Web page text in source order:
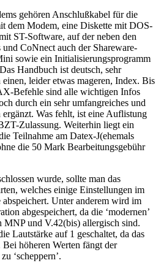
gehören Anschlußkabel für die
dem Modem, eine Diskette mit DOS-
ST-Software, auf der neben den
CoNnect auch der Shareware-
sowie ein Initialisierungsprogramm
Handbuch ist deutsch, sehr
leider etwas mageren, Index. Bis
Befehle sind alle wichtigen Infos
durch ein sehr umfangreiches und
Was fehlt, ist eine Auflistung
Zulassung. Weiterhin liegt ein
Teilnahme am Datex-J(ehemals
die 50 Mark Bearbeitungsgebühr
wurde, sollte man das
welches einige Einstellungen im
Unter anderem wird im
abgespeichert, da die ‘modernen’
MNP und V.42(bis) allergisch sind.
Lautstärke auf 1 geschaltet, da das
höheren Werten fängt der
‘scheppern’.